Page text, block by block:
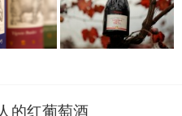
的红葡萄酒